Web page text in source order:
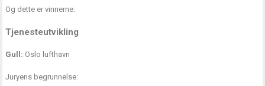
Og dette er vinnerne:
Tjenesteutvikling
Gull: Oslo lufthavn
Juryens begrunnelse: